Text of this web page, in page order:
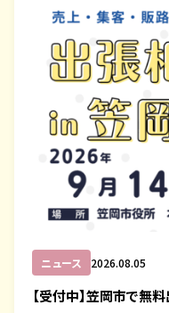
ニュース 2026.08.05
【受付中】笠岡市で無